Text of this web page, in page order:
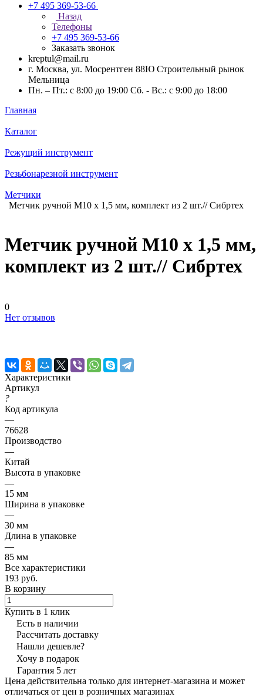
+7 495 369-53-66
Назад
Телефоны
+7 495 369-53-66
Заказать звонок
kreptul@mail.ru
г. Москва, ул. Мосрентген 88Ю Строительный рынок
Мельница
Пн. – Пт.: с 8:00 до 19:00 Сб. - Вс.: с 9:00 до 18:00
Главная
Каталог
Режущий инструмент
Резьбонарезной инструмент
Метчики
Метчик ручной М10 х 1,5 мм, комплект из 2 шт.// Сибртех
Метчик ручной М10 х 1,5 мм,
комплект из 2 шт.// Сибртех
0
Нет отзывов
Характеристики
Артикул
?
Код артикула
—
76628
Производство
—
Китай
Высота в упаковке
—
15 мм
Ширина в упаковке
—
30 мм
Длина в упаковке
—
85 мм
Все характеристики
193 руб.
В корзину
Купить в 1 клик
Есть в наличии
Рассчитать доставку
Нашли дешевле?
Хочу в подарок
Гарантия 5 лет
Цена действительна только для интернет-магазина и может
отличаться от цен в розничных магазинах